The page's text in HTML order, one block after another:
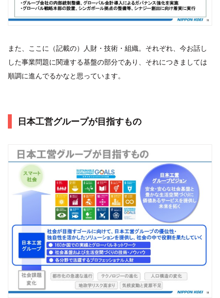
また、ここに（記載の）人財・技術・組織。それぞれ、今お話し
した事業問題に関連する基盤の部分であり、それにつきましては
順調に進んでるかなと思っています。
日本工営グループが目指すもの